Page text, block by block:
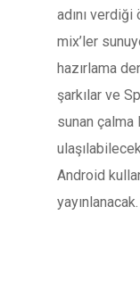
adını
mix’ler
hazırlama
şarkılar ve
sunan
Android
yayınlanacak.